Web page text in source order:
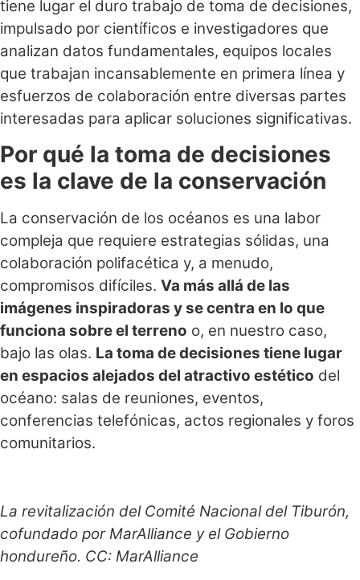
tiene lugar el duro trabajo de toma de decisiones,
impulsado por científicos e investigadores que
analizan datos fundamentales, equipos locales
que trabajan incansablemente en primera línea y
esfuerzos de colaboración entre diversas partes
interesadas para aplicar soluciones significativas.
Por qué la toma de decisiones
es la clave de la conservación
La conservación de los océanos es una labor
compleja que requiere estrategias sólidas, una
colaboración polifacética y, a menudo,
compromisos difíciles. Va más allá de las
imágenes inspiradoras y se centra en lo que
funciona sobre el terreno o, en nuestro caso,
bajo las olas. La toma de decisiones tiene lugar
en espacios alejados del atractivo estético del
océano: salas de reuniones, eventos,
conferencias telefónicas, actos regionales y foros
comunitarios.
La revitalización del Comité Nacional del Tiburón,
cofundado por MarAlliance y el Gobierno
hondureño. CC: MarAlliance